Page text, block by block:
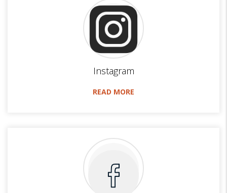
Instagram
READ MORE